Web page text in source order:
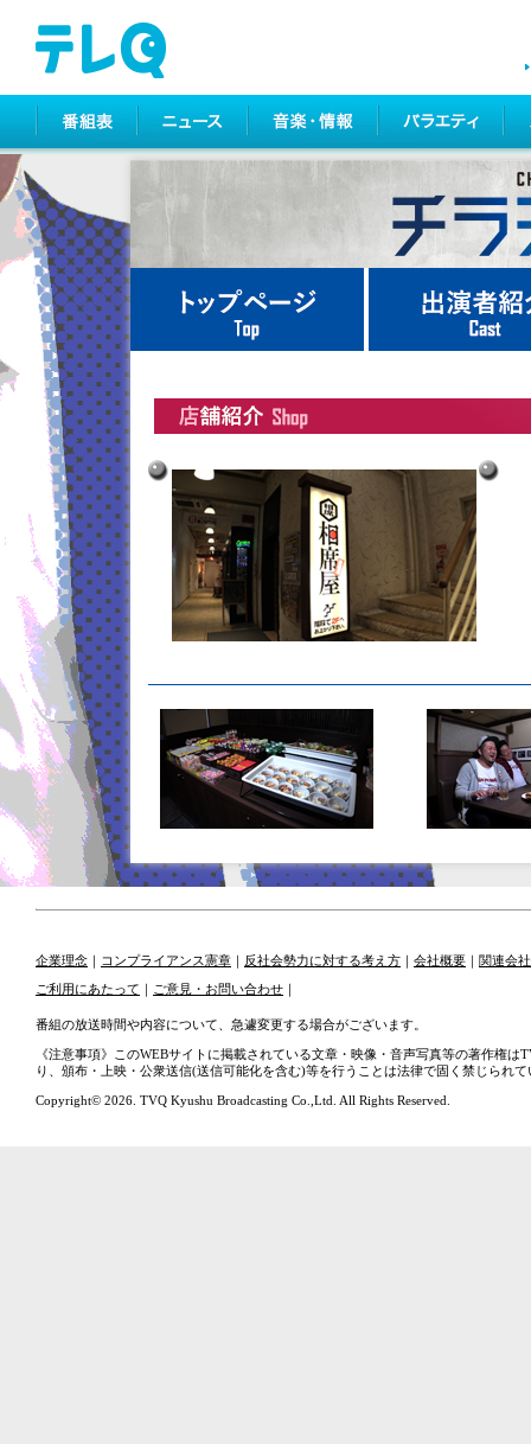
企業理念 ｜ コンプライアンス憲章 ｜ 反社会勢力に対する考え方 ｜ 会社概要 ｜ 関連会社
ご利用にあたって ｜ ご意見・お問い合わせ ｜
番組の放送時間や内容について、急遽変更する場合がございます。
《注意事項》このWEBサイトに掲載されている文章・映像・音声写真等の著作権
り、頒布・上映・公衆送信(送信可能化を含む)等を行うことは法律で固く禁じられて
Copyright© 2026. TVQ Kyushu Broadcasting Co.,Ltd. All Rights Reserved.